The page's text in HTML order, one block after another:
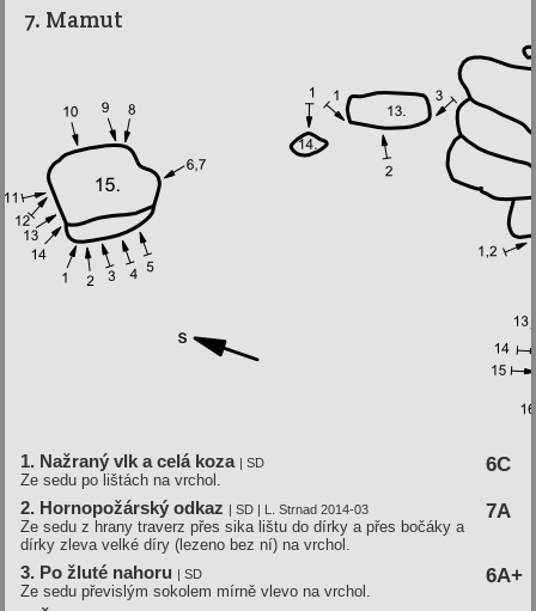
7. Mamut
1. Nažraný vlk a celá koza | SD 6C
Ze sedu po lištách na vrchol.
2. Hornopožárský odkaz | SD | L. Strnad 2014-03 7A
Ze sedu z hrany traverz přes sika lištu do dírky a přes bočáky a
dírky zleva velké díry (lezeno bez ní) na vrchol.
3. Po žluté nahoru | SD 6A+
Ze sedu převislým sokolem mírně vlevo na vrchol.